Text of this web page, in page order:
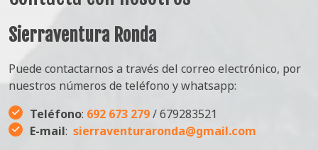
Sierraventura Ronda
Puede contactarnos a través del correo electrónico, por
nuestros números de teléfono y whatsapp:
Teléfono: 692 673 279/ 679283521
E-mail: sierraventuraronda@gmail.com